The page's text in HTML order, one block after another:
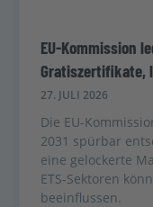
EU-Kommission
Gratiszertifikate,
27. JULI 2026
Die EU-
2031 spürbar
eine gelockerte
ETS-Sektoren
beeinflussen.